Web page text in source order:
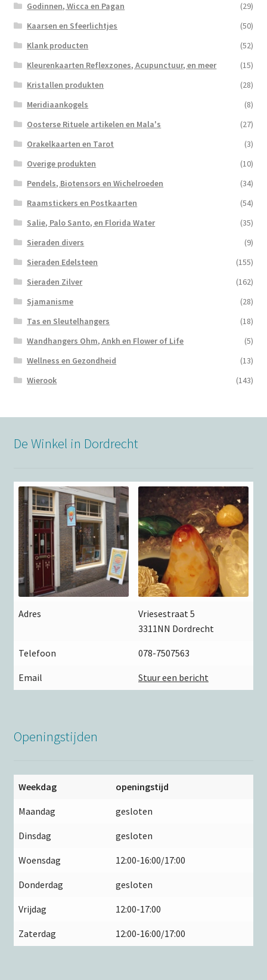
Godinnen, Wicca en Pagan
(29)
Kaarsen en Sfeerlichtjes
(50)
Klank producten
(52)
Kleurenkaarten Reflexzones, Acupunctuur, en meer
(15)
Kristallen produkten
(28)
Meridiaankogels
(8)
Oosterse Rituele artikelen en Mala's
(27)
Orakelkaarten en Tarot
(3)
Overige produkten
(10)
Pendels, Biotensors en Wichelroeden
(34)
Raamstickers en Postkaarten
(54)
Salie, Palo Santo, en Florida Water
(35)
Sieraden divers
(9)
Sieraden Edelsteen
(155)
Sieraden Zilver
(162)
Sjamanisme
(28)
Tas en Sleutelhangers
(18)
Wandhangers Ohm, Ankh en Flower of Life
(5)
Wellness en Gezondheid
(13)
Wierook
(143)
De Winkel in Dordrecht
Adres
Vriesestraat 5
3311NN Dordrecht
Telefoon 078-7507563
Email Stuur een bericht
Openingstijden
Weekdag openingstijd
Maandag gesloten
Dinsdag gesloten
Woensdag 12:00-16:00/17:00
Donderdag gesloten
Vrijdag 12:00-17:00
Zaterdag 12:00-16:00/17:00